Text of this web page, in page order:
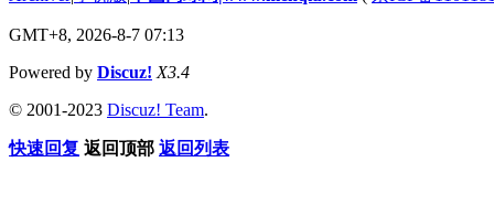
GMT+8, 2026-8-7 07:13
Powered by Discuz! X3.4
© 2001-2023 Discuz! Team.
快速回复 返回顶部 返回列表